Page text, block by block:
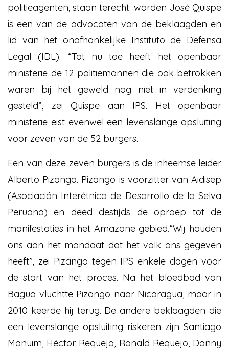
politieagenten, staan terecht. worden José Quispe
is een van de advocaten van de beklaagden en
lid van het onafhankelijke Instituto de Defensa
Legal (IDL). “Tot nu toe heeft het openbaar
ministerie de 12 politiemannen die ook betrokken
waren bij het geweld nog niet in verdenking
gesteld”, zei Quispe aan IPS. Het openbaar
ministerie eist evenwel een levenslange opsluiting
voor zeven van de 52 burgers.
Een van deze zeven burgers is de inheemse leider
Alberto Pizango. Pizango is voorzitter van Aidisep
(Asociación Interétnica de Desarrollo de la Selva
Peruana) en deed destijds de oproep tot de
manifestaties in het Amazone gebied.“Wij houden
ons aan het mandaat dat het volk ons gegeven
heeft”, zei Pizango tegen IPS enkele dagen voor
de start van het proces. Na het bloedbad van
Bagua vluchtte Pizango naar Nicaragua, maar in
2010 keerde hij terug. De andere beklaagden die
een levenslange opsluiting riskeren zijn Santiago
Manuim, Héctor Requejo, Ronald Requejo, Danny